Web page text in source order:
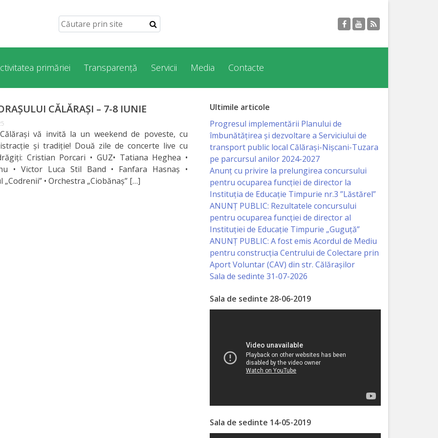
primăriei Transparență Servicii Media Contacte
CĂLĂRAȘI – 7-8 IUNIE
vă invită la un weekend de poveste, cu
și tradiție! Două zile de concerte live cu
Cristian Porcari • GUZ• Tatiana Heghea •
• Victor Luca Stil Band • Fanfara Hasnaș •
„Codrenii” • Orchestra „Ciobănaș” […]
Ultimile articole
Progresul implementării Planului de
îmbunătățirea și dezvoltare a Serviciului de
transport public local Călărași-Nișcani-Tuzara
pe parcursul anilor 2024-2027
Anunț cu privire la prelungirea concursului
pentru ocuparea funcţiei de director la
Instituția de Educație Timpurie nr.3 ”Lăstărel”
ANUNȚ PUBLIC: Rezultatele concursului
pentru ocuparea funcției de director al
Instituției de Educație Timpurie „Guguță”
ANUNȚ PUBLIC: A fost emis Acordul de Mediu
pentru construcția Centrului de Colectare prin
Aport Voluntar (CAV) din str. Călărașilor
Sala de sedinte 31-07-2026
Sala de sedinte 28-06-2019
Sala de sedinte 14-05-2019